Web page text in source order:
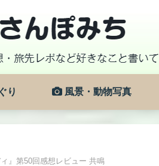
り 風景・動物写真
』第50回感想レビュー 共鳴